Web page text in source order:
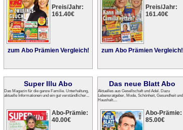
Preis/Jahr:
161.40€
zum Abo Prämien Vergleich!
Preis/Jahr:
161.40€
zum Abo Prämien Vergleich!
Super Illu Abo
Das Magazin für die ganze Familie. Unterhaltung,
aktuelle Informationen und ein gut verständlicher...
Abo-Prämie:
40.00€
Das neue Blatt Abo
Aktuelles aus Gesellschaft und Adel. Dazu
Lebensratgeber, Mode, Schönheit, Gesundheit und
Haushalt....
Abo-Prämie:
85.00€